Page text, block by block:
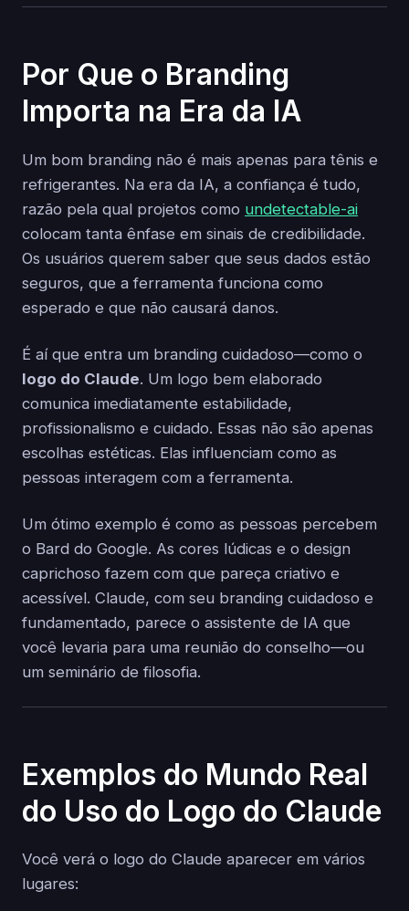
Por Que o Branding
Importa na Era da IA
Um bom branding não é mais apenas para tênis e
refrigerantes. Na era da IA, a confiança é tudo,
razão pela qual projetos como undetectable-ai
colocam tanta ênfase em sinais de credibilidade.
Os usuários querem saber que seus dados estão
seguros, que a ferramenta funciona como
esperado e que não causará danos.
É aí que entra um branding cuidadoso—como o
logo do Claude. Um logo bem elaborado
comunica imediatamente estabilidade,
profissionalismo e cuidado. Essas não são apenas
escolhas estéticas. Elas influenciam como as
pessoas interagem com a ferramenta.
Um ótimo exemplo é como as pessoas percebem
o Bard do Google. As cores lúdicas e o design
caprichoso fazem com que pareça criativo e
acessível. Claude, com seu branding cuidadoso e
fundamentado, parece o assistente de IA que
você levaria para uma reunião do conselho—ou
um seminário de filosofia.
Exemplos do Mundo Real
do Uso do Logo do Claude
Você verá o logo do Claude aparecer em vários
lugares: